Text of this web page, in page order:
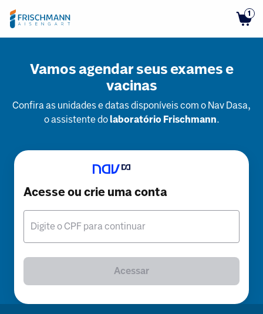
1
Vamos agendar seus exames e
vacinas
Confira as unidades e datas disponíveis com o Nav Dasa,
o assistente dolaboratório Frischmann.
Acesse ou crie uma conta
Digite o CPF para continuar
Acessar